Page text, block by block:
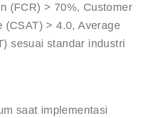
(FCR) > 70%, Customer
(CSAT) > 4.0, Average
sesuai standar industri
saat implementasi